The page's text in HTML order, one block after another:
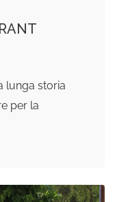
lunga storia
per la